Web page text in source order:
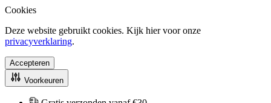
Cookies
Deze website gebruikt cookies. Kijk hier voor onze
privacyverklaring.
Accepteren
Voorkeuren